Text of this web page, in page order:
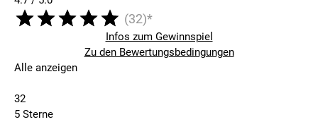
(32)*
Infos zum Gewinnspiel
Zu den Bewertungsbedingungen
Alle anzeigen
32
5 Sterne